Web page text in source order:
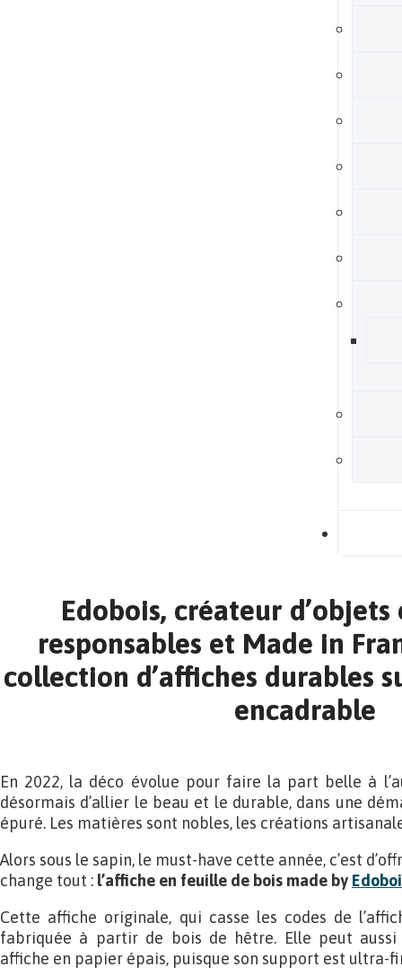
Edobois, créateur d’objets
responsables et Made in
collection d’affiches durables
encadrable
En 2022, la déco évolue pour faire la part belle à
désormais d’allier le beau et le durable, dans une
épuré. Les matières sont nobles, les créations
Alors sous le sapin, le must-have cette année, c’est
change tout : l’affiche en feuille de bois made by
Cette affiche originale, qui casse les codes de
fabriquée à partir de bois de hêtre. Elle peut aussi
affiche en papier épais, puisque son support est ultra-